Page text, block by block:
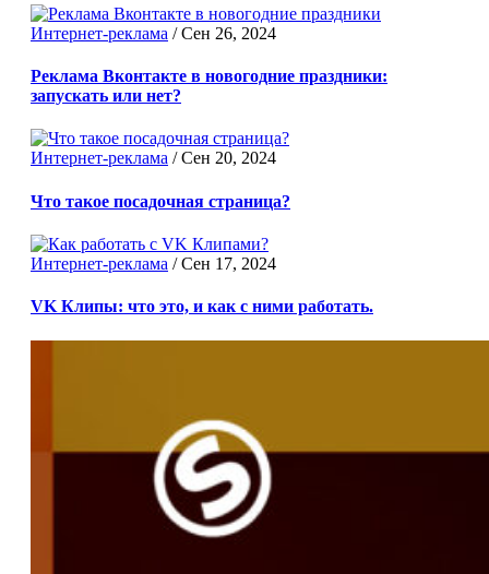
Интернет-реклама /Сен 26, 2024
Реклама Вконтакте в новогодние праздники:
запускать или нет?
Интернет-реклама /Сен 20, 2024
Что такое посадочная страница?
Интернет-реклама /Сен 17, 2024
VK Клипы: что это, и как с ними работать.